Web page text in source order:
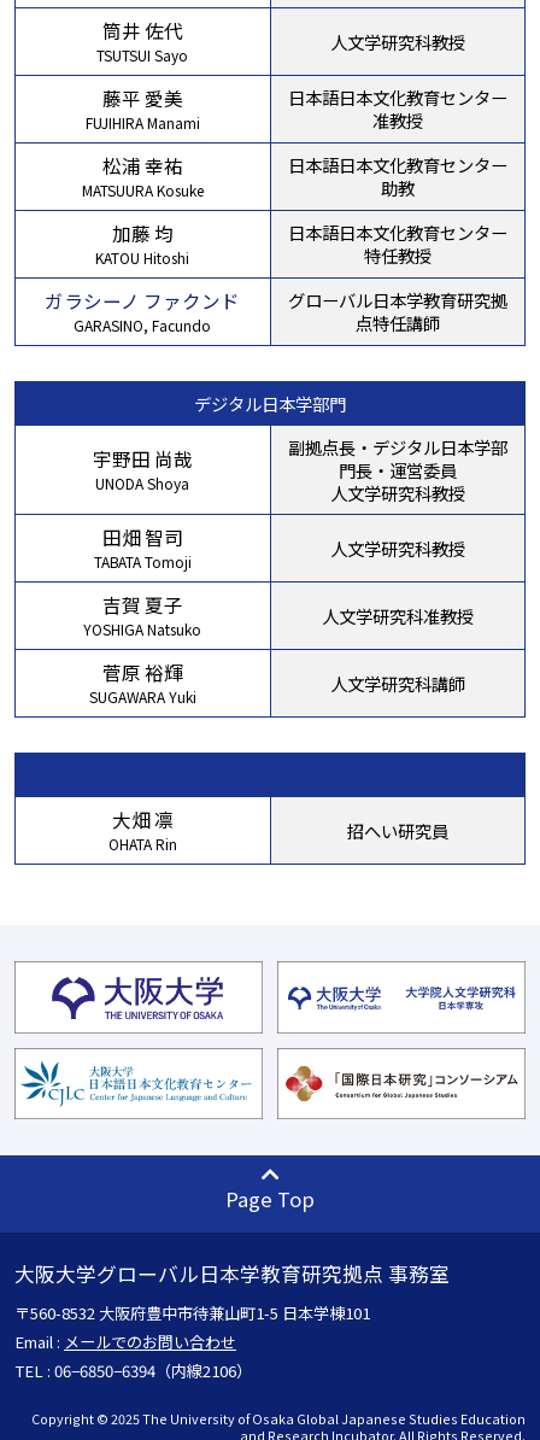
筒井 佐代
TSUTSUI Sayo
人文学研究科教授
藤平 愛美
FUJIHIRA Manami
日本語日本文化教育センター
准教授
松浦 幸祐
MATSUURA Kosuke
日本語日本文化教育センター
助教
加藤 均
KATOU Hitoshi
日本語日本文化教育センター
特任教授
ガラシーノ ファクンド
GARASINO, Facundo
グローバル日本学教育研究拠
点特任講師
デジタル日本学部門
宇野田 尚哉
UNODA Shoya
副拠点長・デジタル日本学部
門長・運営委員
人文学研究科教授
田畑 智司
TABATA Tomoji
人文学研究科教授
吉賀 夏子
YOSHIGA Natsuko
人文学研究科准教授
菅原 裕輝
SUGAWARA Yuki
人文学研究科講師
大畑 凛
OHATA Rin
招へい研究員
Page Top
大阪大学グローバル日本学教育研究拠点 事務室
〒560-8532 大阪府豊中市待兼山町1-5 日本学棟101
Email : メールでのお問い合わせ
TEL : 06−6850−6394（内線2106）
Copyright © 2025 The University of Osaka Global Japanese Studies Education
and Research Incubator. All Rights Reserved.